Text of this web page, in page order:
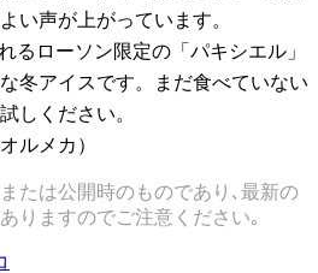
い声が上がっています。
るローソン限定の「パキシエル」
冬アイスです。まだ食べていない
しください。
ルメカ）
たは公開時のものであり､最新の
りますのでご注意ください｡